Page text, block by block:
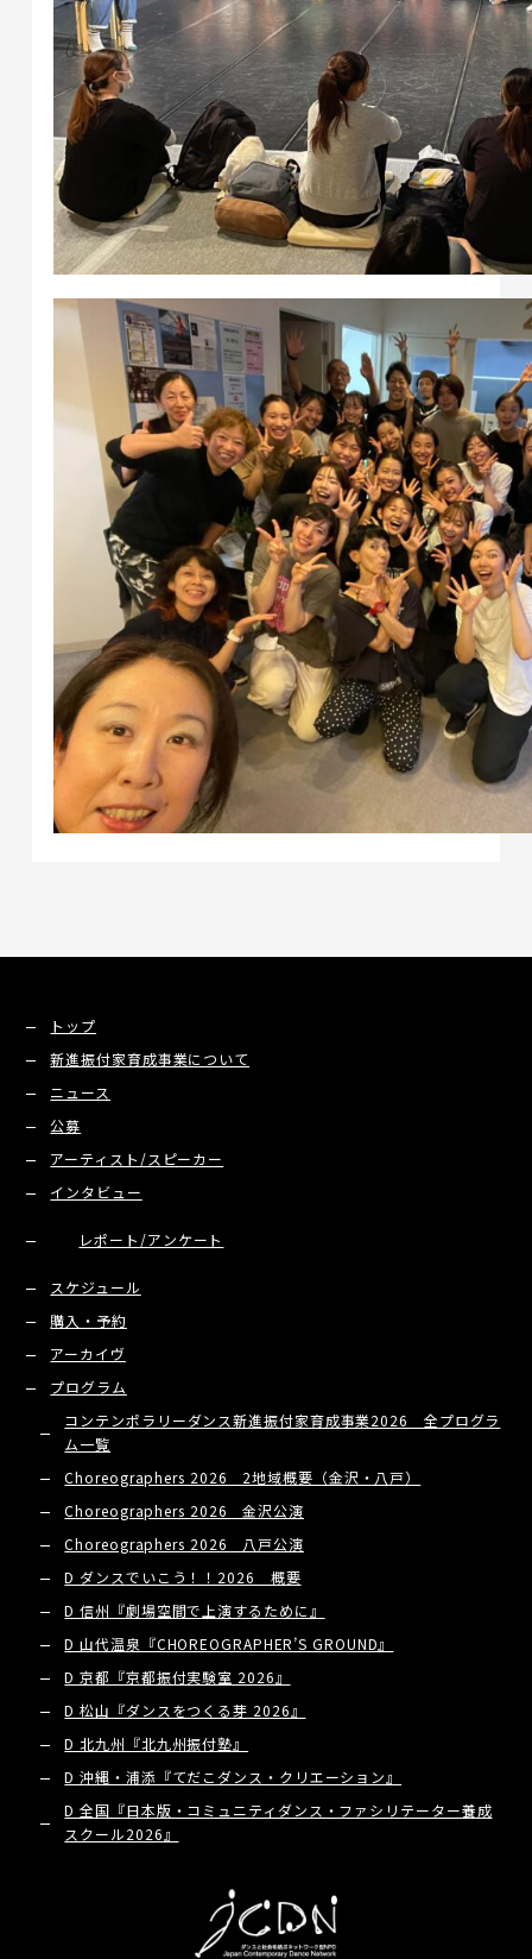
トップ
新進振付家育成事業について
ニュース
公募
アーティスト/スピーカー
インタビュー
レポート/アンケート
スケジュール
購入・予約
アーカイヴ
プログラム
コンテンポラリーダンス新進振付家育成事業2026 全プログラ
ム一覧
Choreographers 2026 2地域概要（金沢・八戸）
Choreographers 2026 金沢公演
Choreographers 2026 八戸公演
D ダンスでいこう！！2026 概要
D 信州『劇場空間で上演するために』
D 山代温泉『CHOREOGRAPHER’S GROUND』
D 京都『京都振付実験室 2026』
D 松山『ダンスをつくる芽 2026』
D 北九州『北九州振付塾』
D 沖縄・浦添『てだこダンス・クリエーション』
D 全国『日本版・コミュニティダンス・ファシリテーター養成
スクール2026』